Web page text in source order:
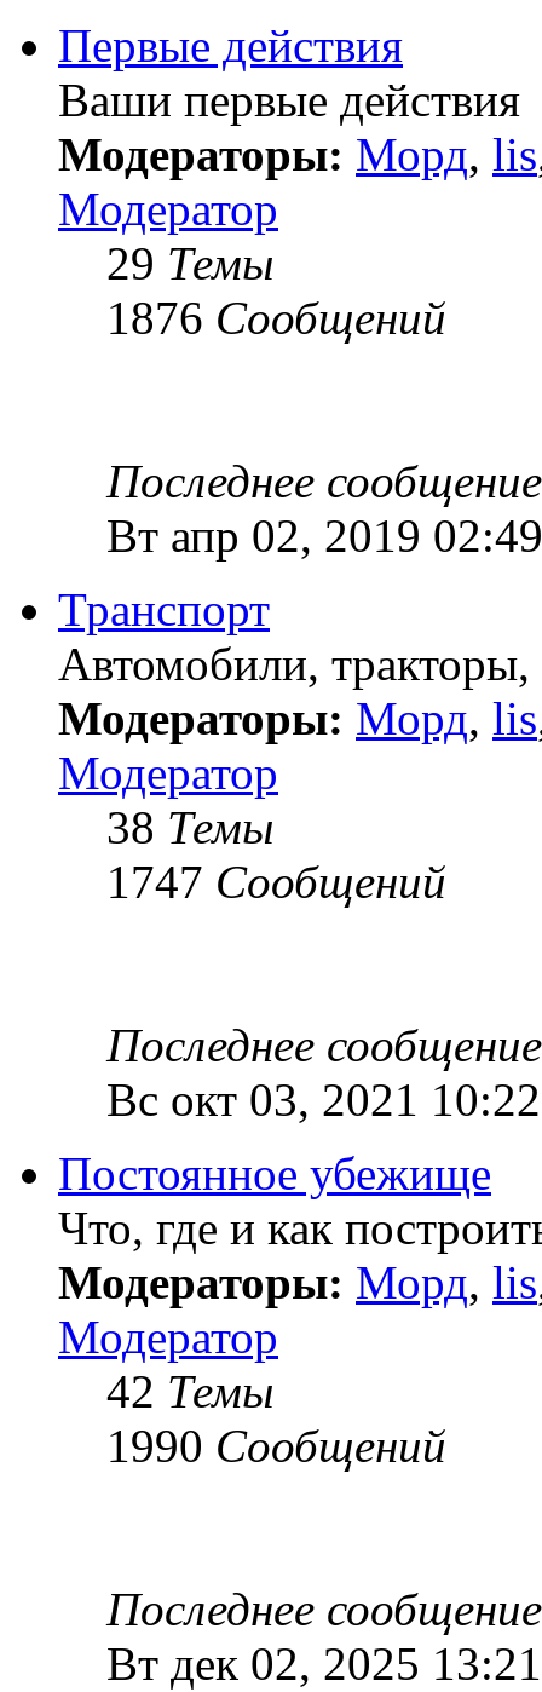
Первые действия
Ваши первые действия
Модераторы: Морд, lis
Модератор
29 Темы
1876 Сообщений
Последнее сообщение
Вт апр 02, 2019 02:49
Транспорт
Автомобили, тракторы,
Модераторы: Морд, lis
Модератор
38 Темы
1747 Сообщений
Последнее сообщение
Вс окт 03, 2021 10:22
Постоянное убежище
Что, где и как
Модераторы: Морд, lis
Модератор
42 Темы
1990 Сообщений
Последнее сообщение
Вт дек 02, 2025 13:21